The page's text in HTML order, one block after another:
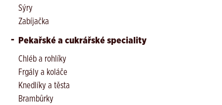
Sýry
Zabíjačka
Pekařské a cukrářské speciality
Chléb a rohlíky
Frgály a koláče
Knedlíky a těsta
Brambůrky